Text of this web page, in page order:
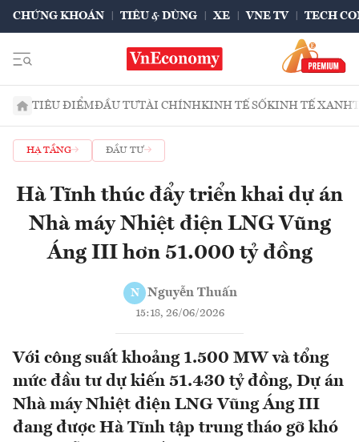
CHỨNG KHOÁN TIÊU & DÙNG XE VNE TV TECH
TIÊU ĐIỂMĐẦU TƯTÀI CHÍNHKINH TẾ SỐKINH TẾ XANH
HẠ TẦNG ĐẦU TƯ
Hà Tĩnh thúc đẩy triển khai dự án
Nhà máy Nhiệt điện LNG Vũng
Áng III hơn 51.000 tỷ đồng
N Nguyễn Thuấn
15:18, 26/06/2026
Với công suất khoảng 1.500 MW và tổng
mức đầu tư dự kiến 51.430 tỷ đồng, Dự án
Nhà máy Nhiệt điện LNG Vũng Áng III
đang được Hà Tĩnh tập trung tháo gỡ khó